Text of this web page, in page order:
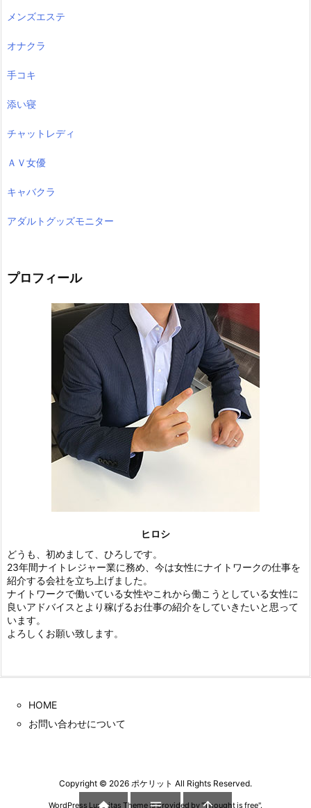
メンズエステ
オナクラ
手コキ
添い寝
チャットレディ
ＡＶ女優
キャバクラ
アダルトグッズモニター
プロフィール
ヒロシ
どうも、初めまして、ひろしです。
23年間ナイトレジャー業に務め、今は女性にナイトワークの仕事を
紹介する会社を立ち上げました。
ナイトワークで働いている女性やこれから働こうとしている女性に
良いアドバイスとより稼げるお仕事の紹介をしていきたいと思って
います。
よろしくお願い致します。
HOME
お問い合わせについて
Copyright © 2026 ポケリット All Rights Reserved.
WordPress Luxeritas Theme is provided by "Thought is free".